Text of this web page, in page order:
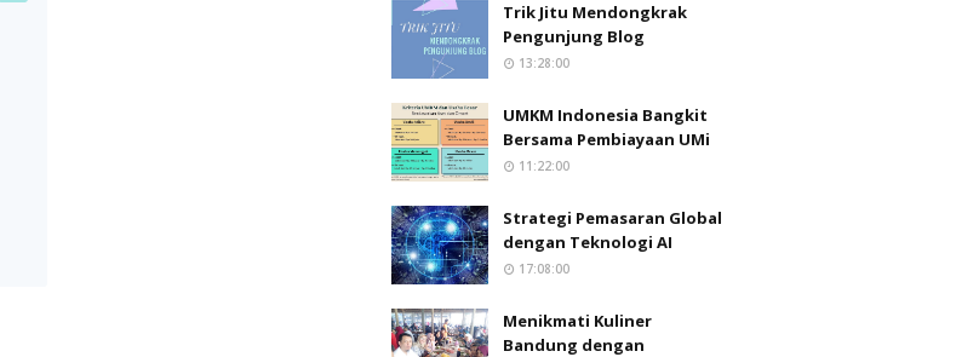
Trik Jitu Mendongkrak
Pengunjung Blog
13:28:00
UMKM Indonesia Bangkit
Bersama Pembiayaan UMi
11:22:00
Strategi Pemasaran Global
dengan Teknologi AI
17:08:00
Menikmati Kuliner
Bandung dengan